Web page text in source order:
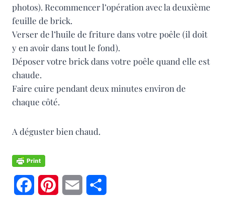
photos). Recommencer l’opération avec la deuxième
feuille de brick.
Verser de l’huile de friture dans votre poêle (il doit
y en avoir dans tout le fond).
Déposer votre brick dans votre poêle quand elle est
chaude.
Faire cuire pendant deux minutes environ de
chaque côté.
A déguster bien chaud.